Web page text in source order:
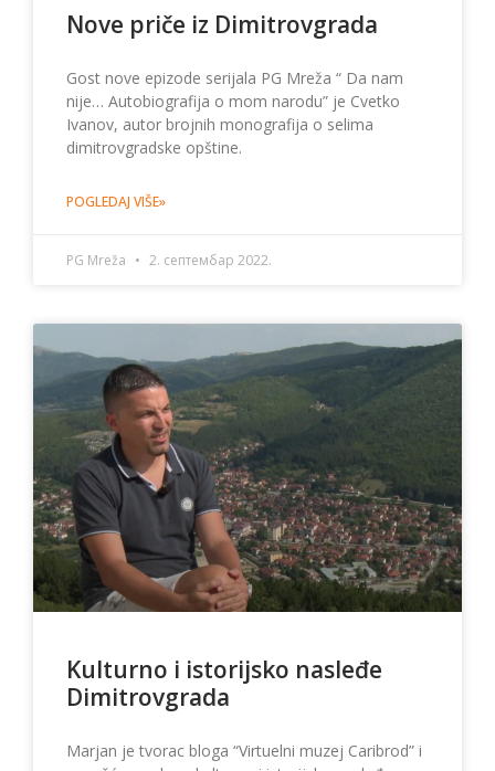
Nove priče iz Dimitrovgrada
Gost nove epizode serijala PG Mreža “ Da nam
nije… Autobiografija o mom narodu” je Cvetko
Ivanov, autor brojnih monografija o selima
dimitrovgradske opštine.
POGLEDAJ VIŠE»
PG Mreža 2. септембар 2022.
Kulturno i istorijsko nasleđe
Dimitrovgrada
Marjan je tvorac bloga “Virtuelni muzej Caribrod” i